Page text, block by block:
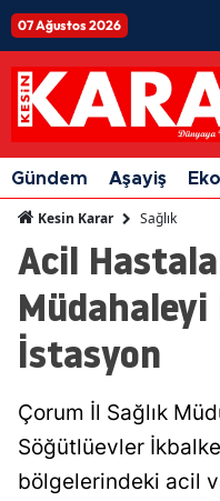
07 Ağustos 2026
Gündem Aşayiş
Kesin Karar Sağlık
Acil
Müdahaleyi
İstasyon
Çorum İl Sağlık
Söğütlüevler
bölgelerindeki acil